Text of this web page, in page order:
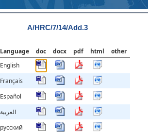
A/HRC/7/14/Add.3
Language doc docx pdf html
other
English
Français
Español
العربية
русский